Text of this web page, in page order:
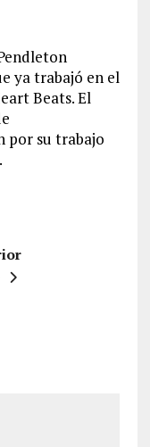
ya trabajó en el
Beats. El
por su trabajo